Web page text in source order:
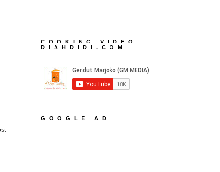
COOKING VIDEO
DIAHDIDI.COM
GOOGLE AD